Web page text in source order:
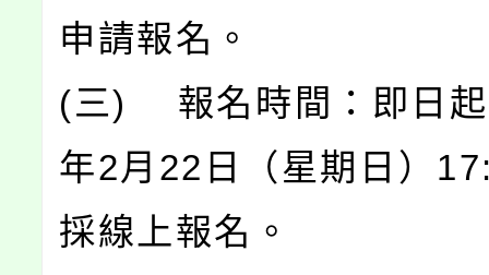
申請報名。
(三) 報名時間：即日
年2月22日（星期日）
採線上報名。